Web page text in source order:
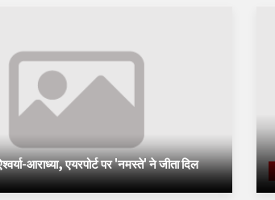
आराध्या, एयरपोर्ट पर 'नमस्ते' ने जीता दिल